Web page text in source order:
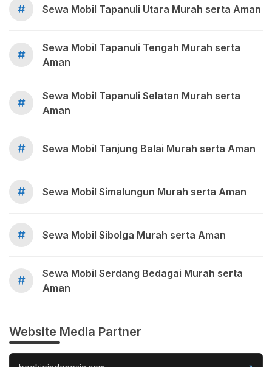
# Sewa Mobil Tapanuli Utara Murah serta Aman
#
Sewa Mobil Tapanuli Tengah Murah serta
Aman
#
Sewa Mobil Tapanuli Selatan Murah serta
Aman
# Sewa Mobil Tanjung Balai Murah serta Aman
# Sewa Mobil Simalungun Murah serta Aman
# Sewa Mobil Sibolga Murah serta Aman
#
Sewa Mobil Serdang Bedagai Murah serta
Aman
Website Media Partner